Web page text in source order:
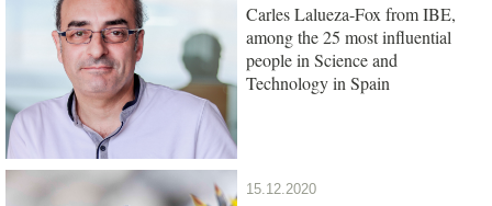
Carles Lalueza-Fox from IBE,
among the 25 most influential
people in Science and
Technology in Spain
15.12.2020